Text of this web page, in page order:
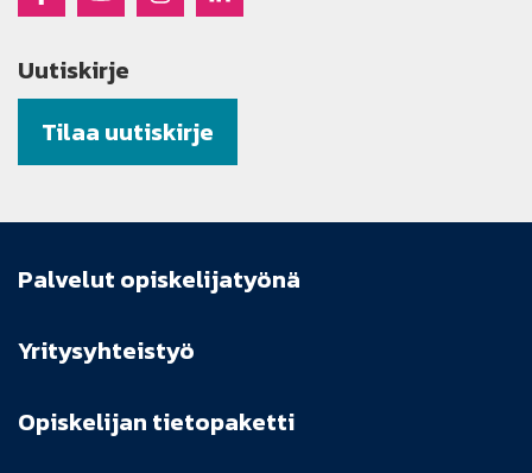
Uutiskirje
Tilaa uutiskirje
Palvelut opiskelijatyönä
Yritysyhteistyö
Opiskelijan tietopaketti